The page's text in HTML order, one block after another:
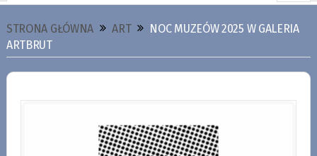
STRONA GŁÓWNA ART
NOC MUZEÓW 2025 W GALERIA
ARTBRUT